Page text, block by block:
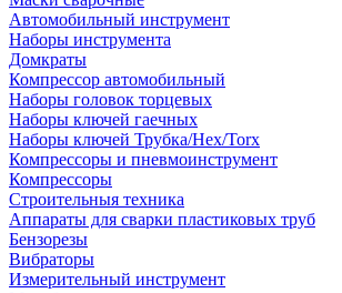
Автомобильный инструмент
Наборы инструмента
Домкраты
Компрессор автомобильный
Наборы головок торцевых
Наборы ключей гаечных
Наборы ключей Трубка/Hex/Torx
Компрессоры и пневмоинструмент
Компрессоры
Строительныя техника
Аппараты для сварки пластиковых труб
Бензорезы
Вибраторы
Измерительный инструмент